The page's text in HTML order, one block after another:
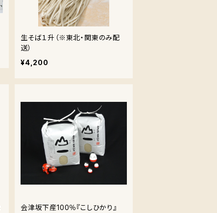
生そば１升（※東北・関東のみ配
送）
¥4,200
会津坂下産100％『こしひかり』